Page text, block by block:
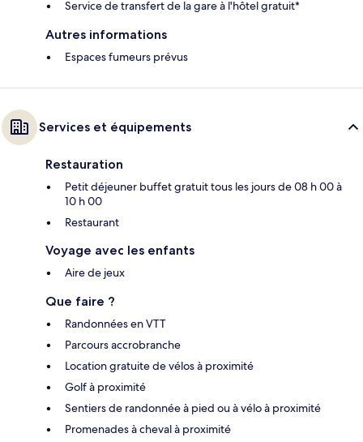
Service de transfert de la gare à l'hôtel gratuit*
Autres informations
Espaces fumeurs prévus
Services et équipements
Restauration
Petit déjeuner buffet gratuit tous les jours de 08 h 00 à
10 h 00
Restaurant
Voyage avec les enfants
Aire de jeux
Que faire ?
Randonnées en VTT
Parcours accrobranche
Location gratuite de vélos à proximité
Golf à proximité
Sentiers de randonnée à pied ou à vélo à proximité
Promenades à cheval à proximité